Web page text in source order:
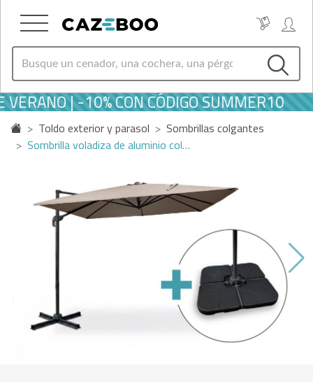
| -10% CON CÓDIGO SUMMER10
Toldo exterior y parasol
Sombrillas colgantes
Sombrilla voladiza de aluminio col…